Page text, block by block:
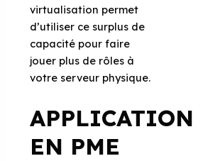
virtualisation permet
d’utiliser ce surplus de
capacité pour faire
jouer plus de rôles à
votre serveur physique.
APPLICATION
EN PME